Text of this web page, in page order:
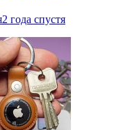
2 года спустя